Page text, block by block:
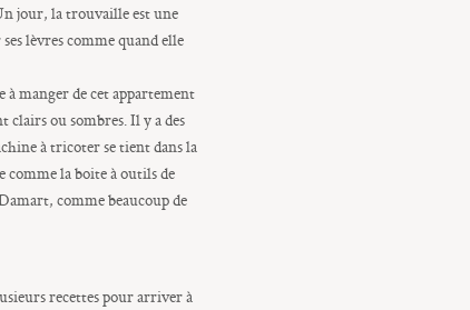
jour, la trouvaille est une
lèvres comme quand elle
manger de cet appartement
clairs ou sombres. Il y a des
à tricoter se tient dans la
comme la boite à outils de
comme beaucoup de
recettes pour arriver à